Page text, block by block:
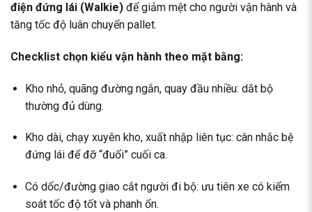
điện đứng lái (Walkie) để giảm mệt cho người vận hành và
tăng tốc độ luân chuyển pallet.
Checklist chọn kiểu vận hành theo mặt bằng:
Kho nhỏ, quãng đường ngắn, quay đầu nhiều: dắt bộ
thường đủ dùng.
Kho dài, chạy xuyên kho, xuất nhập liên tục: cân nhắc bệ
đứng lái để đỡ “đuối” cuối ca.
Có dốc/đường giao cắt người đi bộ: ưu tiên xe có kiểm
soát tốc độ tốt và phanh ổn.